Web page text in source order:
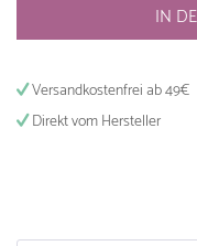
IN
Versandkostenfrei ab 49€
Direkt vom Hersteller